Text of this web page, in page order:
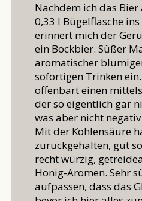
Nachdem ich das
0,33 l Bügelflasche
erinnert mich der
ein Bockbier. Süßer
aromatischer
sofortigen Trinken
offenbart einen
der so eigentlich gar
was aber nicht
Mit der Kohlensäure
zurückgehalten, gut
recht würzig,
Honig-Aromen. Sehr
aufpassen, dass das